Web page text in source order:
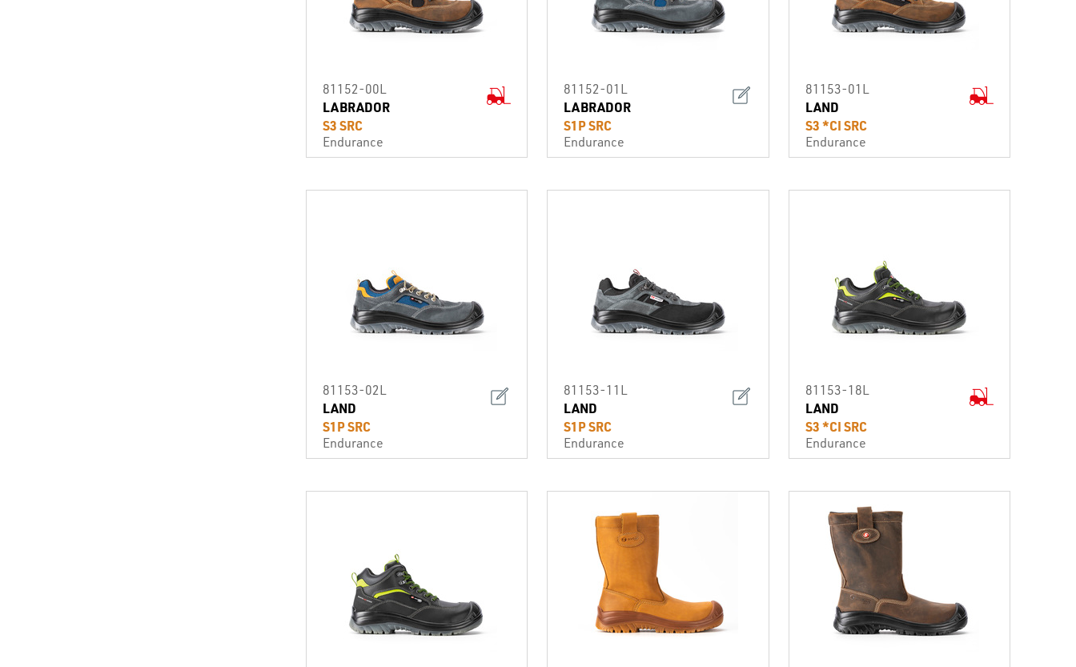
81152-00L
LABRADOR
S3 SRC
Endurance
81152-01L
LABRADOR
S1P SRC
Endurance
81153-01L
LAND
S3 *CI SRC
Endurance
81153-02L
LAND
S1P SRC
Endurance
81153-11L
LAND
S1P SRC
Endurance
81153-18L
LAND
S3 *CI SRC
Endurance